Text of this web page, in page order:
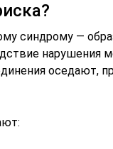
синдрому —
нарушения
оседают,